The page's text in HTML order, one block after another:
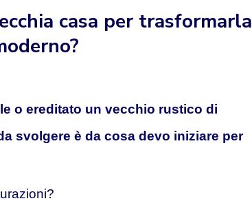
casa per trasformarla
o ereditato un vecchio rustico di
svolgere è da cosa devo iniziare per